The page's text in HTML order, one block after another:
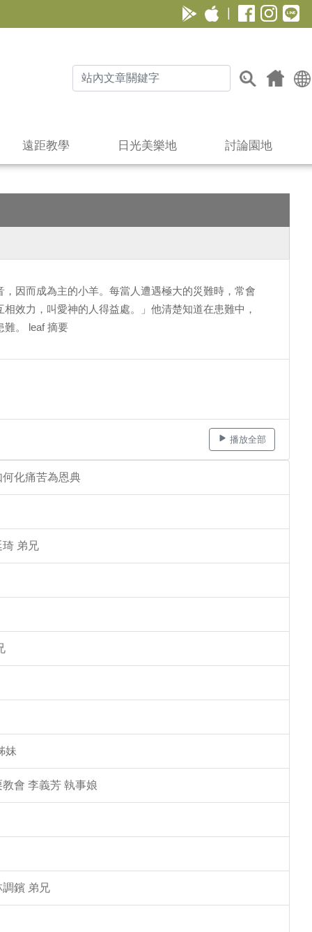
遠距教學 日光美樂地 討論園地
因而成為主的小羊。每當人遭遇極大的災難時，常會
效力，叫愛神的人得益處。」他清楚知道在患難中，
難。 leaf 摘要
播放全部
化痛苦為恩典
弟兄
妹
會 李義芳 執事娘
鑌 弟兄